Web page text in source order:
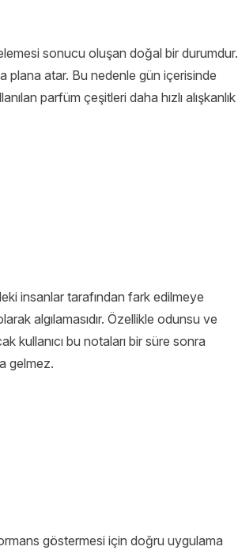
sonucu oluşan doğal bir durumdur.
plana atar. Bu nedenle gün içerisinde
parfüm çeşitleri daha hızlı alışkanlık
insanlar tarafından fark edilmeye
algılamasıdır. Özellikle odunsu ve
kullanıcı bu notaları bir süre sonra
gelmez.
göstermesi için doğru uygulama